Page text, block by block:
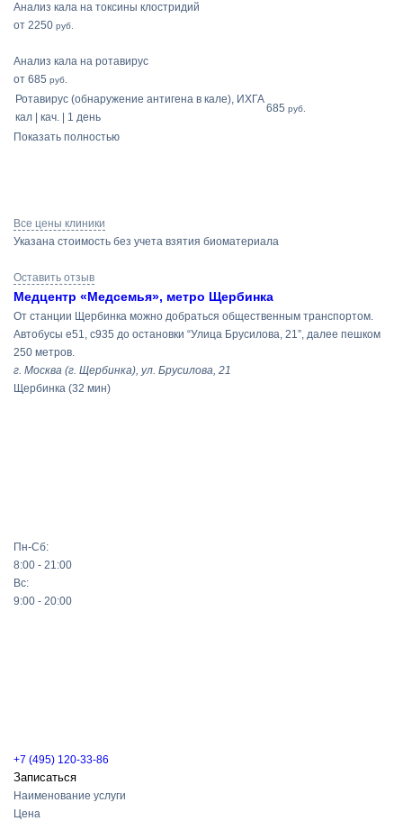
Анализ кала на токсины клостридий
от 2250 руб.
Анализ кала на ротавирус
от 685 руб.
Ротавирус (обнаружение антигена в кале), ИХГА
кал | кач. | 1 день
685 руб.
Показать полностью
Все цены клиники
Указана стоимость без учета взятия биоматериала
Оставить отзыв
Медцентр «Медсемья», метро Щербинка
От станции Щербинка можно добраться общественным транспортом.
Автобусы e51, c935 до остановки “Улица Брусилова, 21”, далее пешком
250 метров.
г. Москва (г. Щербинка), ул. Брусилова, 21
Щербинка (32 мин)
Пн-Сб:
8:00 - 21:00
Вс:
9:00 - 20:00
+7 (495) 120-33-86
Записаться
Наименование услуги
Цена